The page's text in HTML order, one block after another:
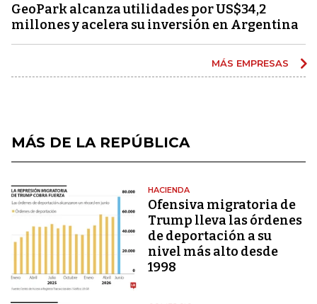
GeoPark alcanza utilidades por US$34,2
millones y acelera su inversión en Argentina
MÁS EMPRESAS
MÁS DE LA REPÚBLICA
HACIENDA
Ofensiva migratoria de
Trump lleva las órdenes
de deportación a su
nivel más alto desde
1998